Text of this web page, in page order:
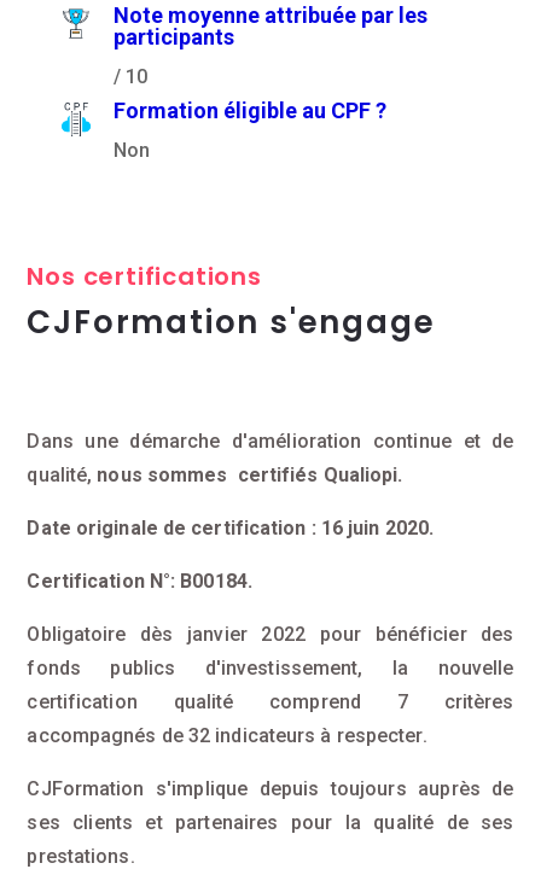
Note moyenne attribuée par les
participants
/ 10
Formation éligible au CPF ?
Non
Nos certifications
CJFormation s'engage
Dans une démarche d'amélioration continue et de
qualité, nous sommes certifiés Qualiopi.
Date originale de certification : 16 juin 2020.
Certification N°: B00184.
Obligatoire dès janvier 2022 pour bénéficier des
fonds publics d'investissement, la nouvelle
certification qualité comprend 7 critères
accompagnés de 32 indicateurs à respecter.
CJFormation s'implique depuis toujours auprès de
ses clients et partenaires pour la qualité de ses
prestations.